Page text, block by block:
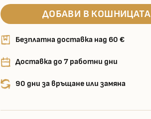
ДОБАВИ В КОШНИЦАТА
Безплатна доставка над 60 €
Доставка до 7 работни дни
90 дни за връщане или замяна